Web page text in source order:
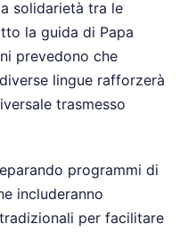
solidarietà tra le
la guida di Papa
prevedono che
lingue rafforzerà
trasmesso
programmi di
includeranno
per facilitare